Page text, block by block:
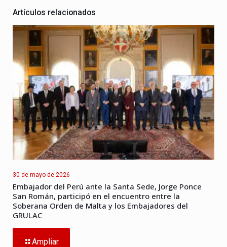
Artículos relacionados
30 de mayo de 2026
Embajador del Perú ante la Santa Sede, Jorge Ponce
San Román, participó en el encuentro entre la
Soberana Orden de Malta y los Embajadores del
GRULAC
Ampliar